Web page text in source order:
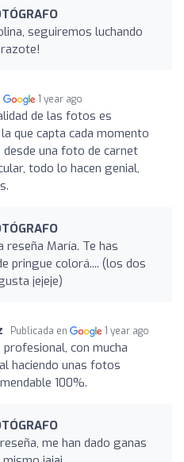
seguiremos luchando
1 year ago
de las fotos es
que capta cada momento
una foto de carnet
todo lo hacen genial,
reseña María. Te has
pringue colorá.... (los dos
jejeje)
Publicada en 1 year ago
profesional, con mucha
haciendo unas fotos
100%.
me han dado ganas